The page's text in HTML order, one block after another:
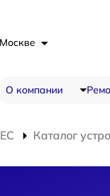
О компании
Каталог